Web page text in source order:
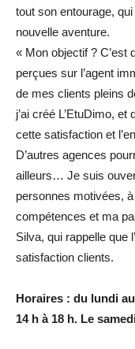
tout son entourage,
nouvelle aventure.
« Mon objectif ? C’est
perçues sur l’agent
de mes clients pleins
j’ai créé L’EtuDimo,
cette satisfaction et
D’autres agences
ailleurs… Je suis
personnes motivées,
compétences et ma
Silva, qui rappelle que
satisfaction clients.
Horaires : du lundi
14 h à 18 h. Le